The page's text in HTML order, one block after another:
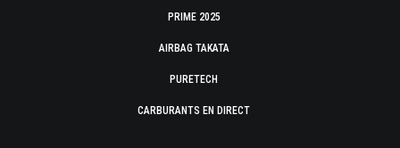
PRIME 2025
AIRBAG TAKATA
PURETECH
CARBURANTS EN DIRECT